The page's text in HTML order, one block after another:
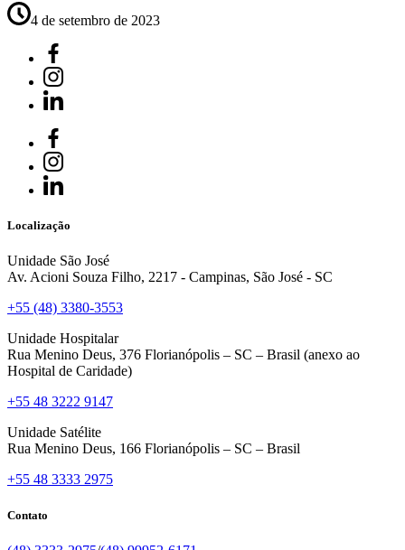
4 de setembro de 2023
Localização
Unidade São José
Av. Acioni Souza Filho, 2217 - Campinas, São José - SC
+55 (48) 3380-3553
Unidade Hospitalar
Rua Menino Deus, 376 Florianópolis – SC – Brasil (anexo ao
Hospital de Caridade)
+55 48 3222 9147
Unidade Satélite
Rua Menino Deus, 166 Florianópolis – SC – Brasil
+55 48 3333 2975
Contato